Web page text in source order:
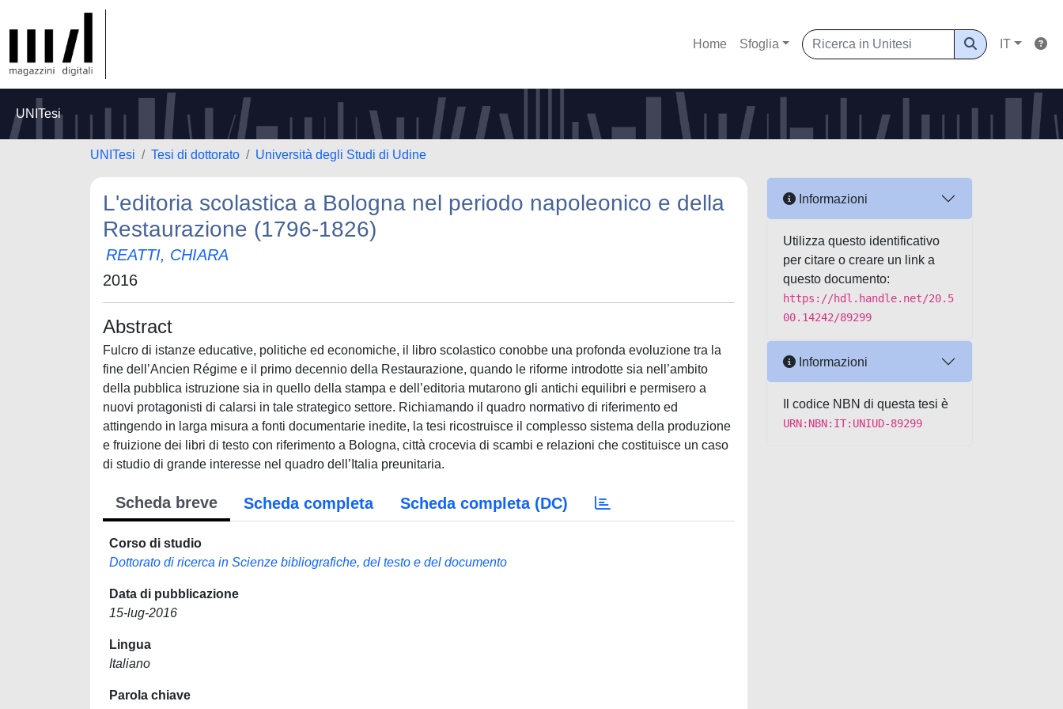
Home Sfoglia IT
UNITesi
UNITesi Tesi di dottorato Università degli Studi di Udine
L'editoria scolastica a Bologna nel periodo napoleonico e della
Restaurazione (1796-1826)
REATTI, CHIARA
2016
Abstract
Fulcro di istanze educative, politiche ed economiche, il libro scolastico conobbe una profonda evoluzione tra la
fine dell’Ancien Régime e il primo decennio della Restaurazione, quando le riforme introdotte sia nell’ambito
della pubblica istruzione sia in quello della stampa e dell’editoria mutarono gli antichi equilibri e permisero a
nuovi protagonisti di calarsi in tale strategico settore. Richiamando il quadro normativo di riferimento ed
attingendo in larga misura a fonti documentarie inedite, la tesi ricostruisce il complesso sistema della produzione
e fruizione dei libri di testo con riferimento a Bologna, città crocevia di scambi e relazioni che costituisce un caso
di studio di grande interesse nel quadro dell’Italia preunitaria.
Scheda breve Scheda completa Scheda completa (DC)
Corso di studio
Dottorato di ricerca in Scienze bibliografiche, del testo e del documento
Data di pubblicazione
15-lug-2016
Lingua
Italiano
Parola chiave
Informazioni
Utilizza questo identificativo
per citare o creare un link a
questo documento:
https://hdl.handle.net/20.5
00.14242/89299
Informazioni
Il codice NBN di questa tesi è
URN:NBN:IT:UNIUD-89299